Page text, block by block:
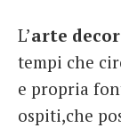
L’arte
tempi che
e propria
ospiti,che